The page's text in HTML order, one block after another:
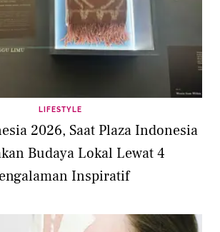
LIFESTYLE
2026, Saat Plaza Indonesia
Budaya Lokal Lewat 4
Inspiratif